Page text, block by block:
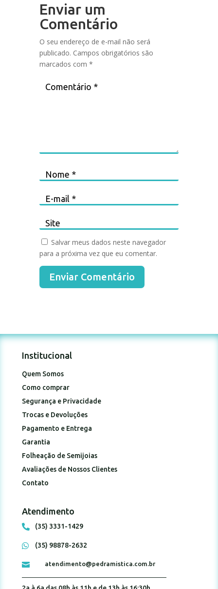
Enviar um
Comentário
O seu endereço de e-mail não será
publicado. Campos obrigatórios são
marcados com *
Salvar meus dados neste navegador
para a próxima vez que eu comentar.
Enviar Comentário
Institucional
Quem Somos
Como comprar
Segurança e Privacidade
Trocas e Devoluções
Pagamento e Entrega
Garantia
Folheação de Semijoias
Avaliações de Nossos Clientes
Contato
Atendimento
 (35) 3331-1429
 (35) 98878-2632
 atendimento@pedramistica.com.br